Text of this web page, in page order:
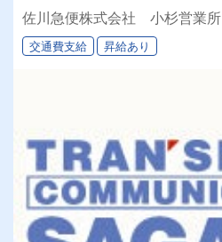
佐川急便株式会社 小杉営業所
交通費支給 昇給あり